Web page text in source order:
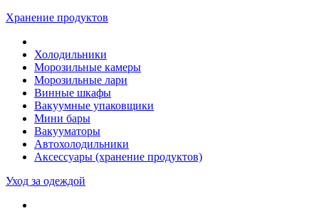
Хранение продуктов
Холодильники
Морозильные камеры
Морозильные лари
Винные шкафы
Вакуумные упаковщики
Мини бары
Вакууматоры
Автохолодильники
Аксессуары (хранение продуктов)
Уход за одеждой